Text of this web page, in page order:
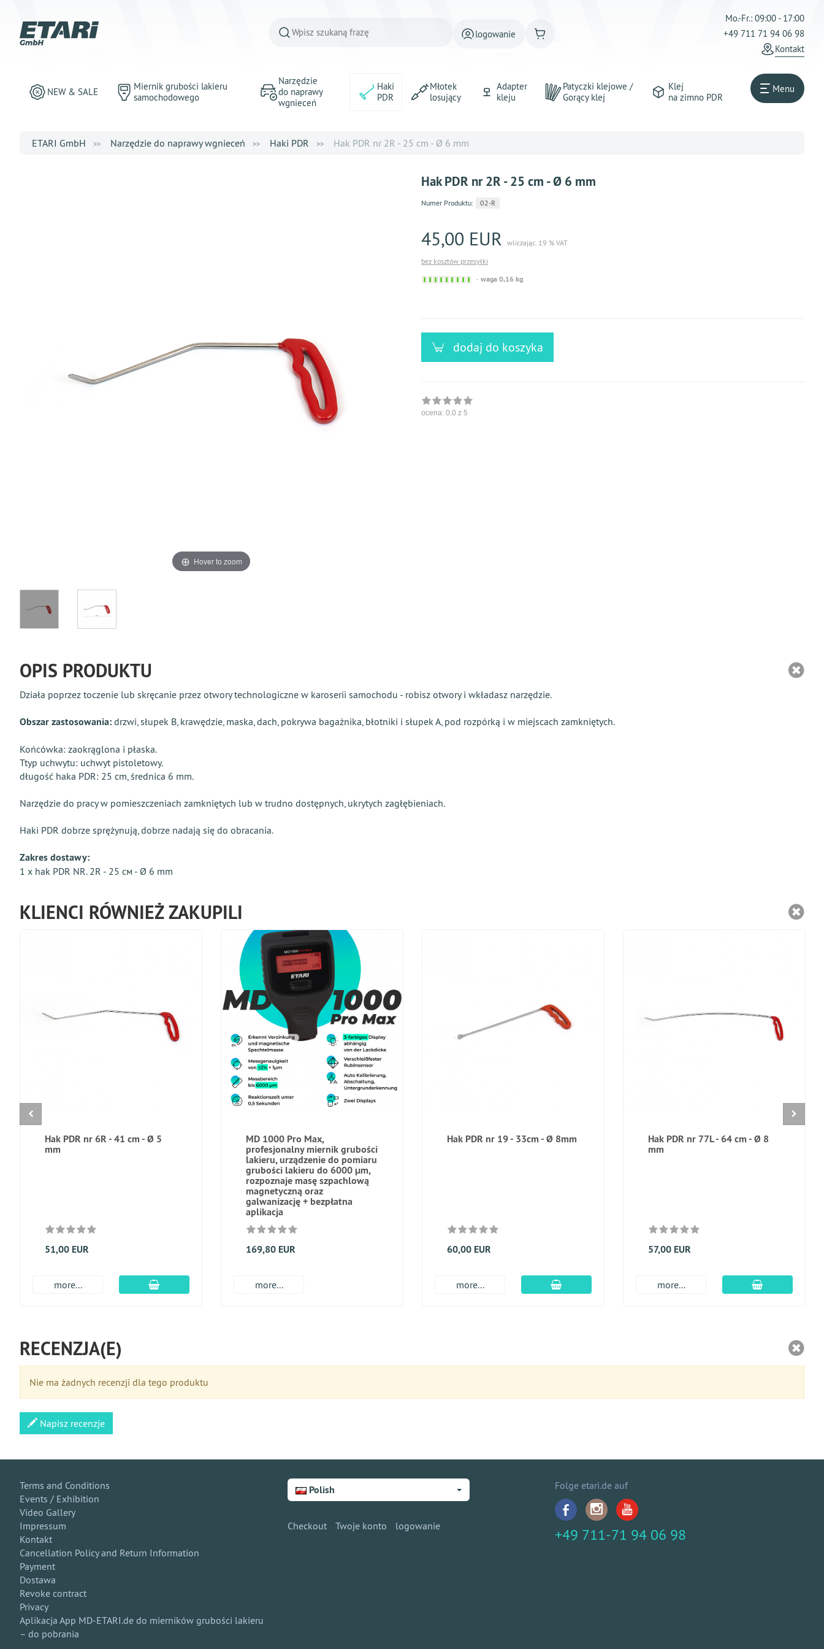
logowanie
Mo.-Fr.: 09:00 - 17:00
+49 711 71 94 06 98
Kontakt
NEW & SALE
Miernik grubości lakieru
samochodowego
Narzędzie
do naprawy
wgnieceń
Haki
PDR
Młotek
losujący
Adapter
kleju
Patyczki klejowe /
Gorący klej
Klej
na zimno PDR
Menu
ETARI GmbH Narzędzie do naprawy wgnieceń Haki PDR Hak PDR nr 2R - 25 cm - Ø 6 mm
Hover to zoom
Hak PDR nr 2R - 25 cm - Ø 6 mm
Numer Produktu: 02-R
45,00 EUR wliczając. 19 % VAT
bez kosztów przesyłki
Sofort
waga 0,16 kg
dodaj do koszyka
ocena: 0.0 z 5
OPIS PRODUKTU
Działa poprzez toczenie lub skręcanie przez otwory technologiczne w karoserii samochodu - robisz otwory i wkładasz narzędzie.
Obszar zastosowania: drzwi, słupek B, krawędzie, maska, dach, pokrywa bagażnika, błotniki i słupek A, pod rozpórką i w miejscach zamkniętych.
Końcówka: zaokrąglona i płaska.
Ttyp uchwytu: uchwyt pistoletowy.
długość haka PDR: 25 cm, średnica 6 mm.
Narzędzie do pracy w pomieszczeniach zamkniętych lub w trudno dostępnych, ukrytych zagłębieniach.
Haki PDR dobrze sprężynują, dobrze nadają się do obracania.
Zakres dostawy:
1 x hak PDR NR. 2R - 25 см - Ø 6 mm
KLIENCI RÓWNIEŻ ZAKUPILI
Hak PDR nr 6R - 41 cm - Ø 5
mm
51,00 EUR
more... dodaj do koszyka
MD 1000 Pro Max,
profesjonalny miernik grubości
lakieru, urządzenie do pomiaru
grubości lakieru do 6000 μm,
rozpoznaje masę szpachlową
magnetyczną oraz
galwanizację + bezpłatna
aplikacja
169,80 EUR
more...
Hak PDR nr 19 - 33cm - Ø 8mm
60,00 EUR
more... dodaj do koszyka
Hak PDR nr 77L - 64 cm - Ø 8
mm
57,00 EUR
more... dodaj do
RECENZJA(E)
Nie ma żadnych recenzji dla tego produktu
Napisz recenzje
Terms and Conditions
Events / Exhibition
Video Gallery
Impressum
Kontakt
Cancellation Policy and Return Information
Payment
Dostawa
Revoke contract
Privacy
Aplikacja App MD-ETARI.de do mierników grubości lakieru
– do pobrania
Polish
Checkout Twoje konto logowanie
Folge etari.de auf
+49 711-71 94 06 98